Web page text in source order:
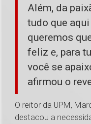
Além, da
tudo que
queremos
feliz e, para
você se
afirmou o
O reitor da UPM,
destacou a